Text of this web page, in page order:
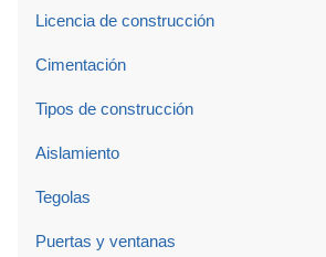
Licencia de construcción
Cimentación
Tipos de construcción
Aislamiento
Tegolas
Puertas y ventanas